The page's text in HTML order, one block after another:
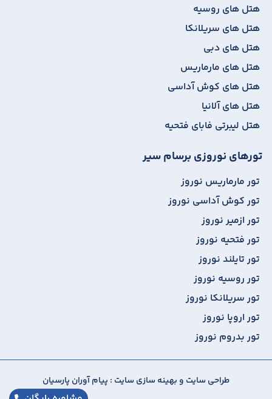
هتل های روسیه
هتل های سریلانکا
هتل های دبی
هتل های مارماریس
هتل های کوش آداسی
هتل های آلانیا
هتل لیبرتی فابای فتحیه
تورهای نوروزی برسام سیر
تور مارماریس نوروز
تور کوش آداسی نوروز
تور ازمیر نوروز
تور فتحیه نوروز
تور تایلند نوروز
تور روسیه نوروز
تور سریلانکا نوروز
تور اروپا نوروز
تور بدروم نوروز
طراحی سایت و بهینه سازی سایت : پیام آوران پارسیان